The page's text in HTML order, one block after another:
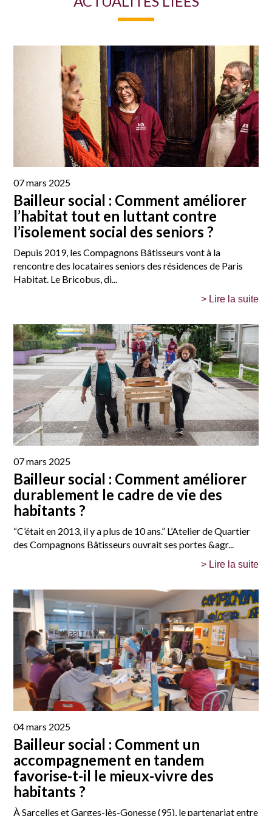
07 mars 2025
Bailleur social : Comment améliorer
l’habitat tout en luttant contre
l’isolement social des seniors ?
Depuis 2019, les Compagnons Bâtisseurs vont à la
rencontre des locataires seniors des résidences de Paris
Habitat. Le Bricobus, di...
> Lire la suite
07 mars 2025
Bailleur social : Comment améliorer
durablement le cadre de vie des
habitants ?
“C’était en 2013, il y a plus de 10 ans.” L’Atelier de Quartier
des Compagnons Bâtisseurs ouvrait ses portes &agr...
> Lire la suite
04 mars 2025
Bailleur social : Comment un
accompagnement en tandem
favorise-t-il le mieux-vivre des
habitants ?
À Sarcelles et Garges-lès-Gonesse (95), le partenariat entre